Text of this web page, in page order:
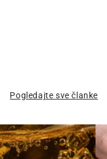
Pogledajte sve članke